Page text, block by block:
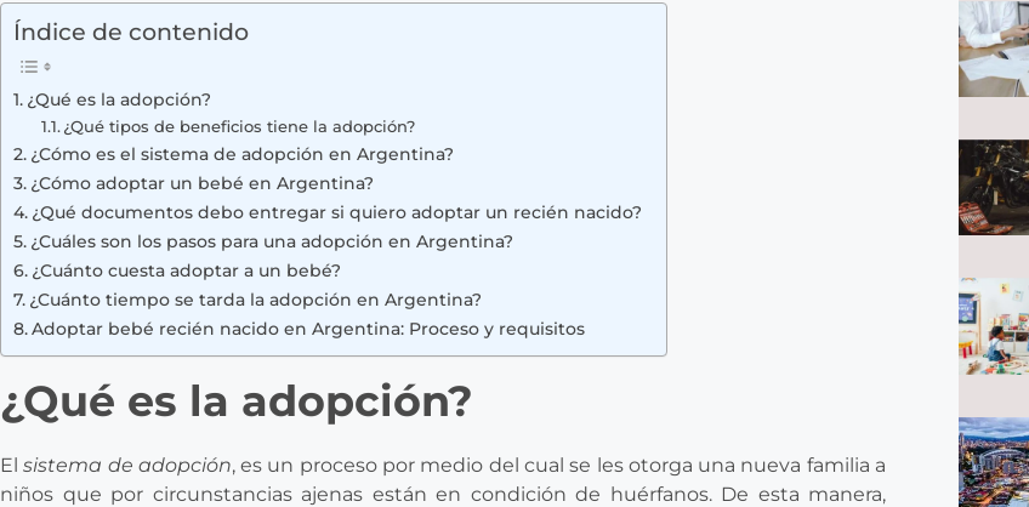
Índice de contenido
¿Qué es la adopción?
¿Qué tipos de beneficios tiene la adopción?
¿Cómo es el sistema de adopción en Argentina?
¿Cómo adoptar un bebé en Argentina?
¿Qué documentos debo entregar si quiero adoptar un recién nacido?
¿Cuáles son los pasos para una adopción en Argentina?
¿Cuánto cuesta adoptar a un bebé?
¿Cuánto tiempo se tarda la adopción en Argentina?
Adoptar bebé recién nacido en Argentina: Proceso y requisitos
¿Qué es la adopción?
Elsistema de adopción, es un proceso por medio del cual se les otorga una nueva familia a
niños que por circunstancias ajenas están en condición de huérfanos. De esta manera,